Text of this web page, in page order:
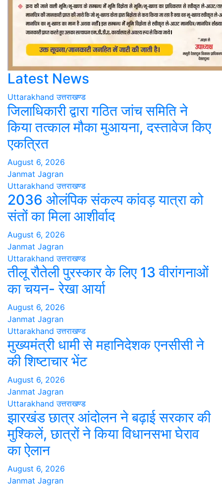
Latest News
Uttarakhand उत्तराखण्ड
जिलाधिकारी द्वारा गठित जांच समिति ने
किया तत्काल मौका मुआयना, दस्तावेज किए
एकत्रित
August 6, 2026
Janmat Jagran
Uttarakhand उत्तराखण्ड
2036 ओलंपिक संकल्प कांवड़ यात्रा को
संतों का मिला आशीर्वाद
August 6, 2026
Janmat Jagran
Uttarakhand उत्तराखण्ड
तीलू रौतेली पुरस्कार के लिए 13 वीरांगनाओं
का चयन- रेखा आर्या
August 6, 2026
Janmat Jagran
Uttarakhand उत्तराखण्ड
मुख्यमंत्री धामी से महानिदेशक एनसीसी ने
की शिष्टाचार भेंट
August 6, 2026
Janmat Jagran
Uttarakhand उत्तराखण्ड
झारखंड छात्र आंदोलन ने बढ़ाई सरकार की
मुश्किलें, छात्रों ने किया विधानसभा घेराव
का ऐलान
August 6, 2026
Janmat Jagran